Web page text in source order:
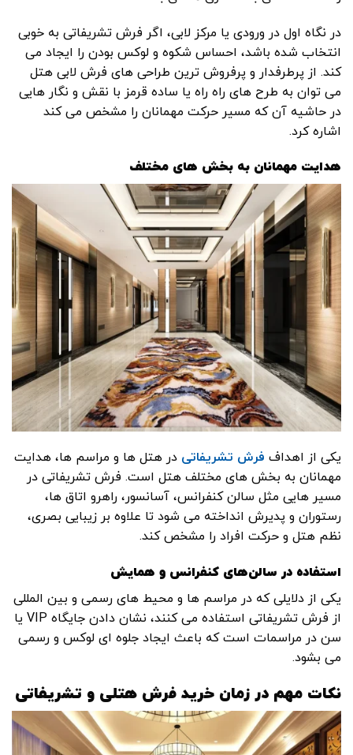
در نگاه اول در ورودی یا مرکز لابی، اگر فرش تشریفاتی به خوبی
انتخاب شده باشد، احساس شکوه و لوکس بودن را ایجاد می
کند. از پرطرفدار و پرفروش ترین طراحی های فرش لابی هتل
می توان به طرح‌ های راه‌ راه یا ساده قرمز با نقش و نگار هایی
در حاشیه آن که مسیر حرکت مهمانان را مشخص می کند
اشاره کرد.
هدایت مهمانان به بخش های مختلف
یکی از اهداف فرش تشریفاتی در هتل ها و مراسم ها، هدایت
مهمانان به بخش های مختلف هتل است. فرش تشریفاتی در
مسیر هایی مثل سالن کنفرانس، آسانسور، راهرو اتاق ها،
رستوران و پدیرش انداخته می شود تا علاوه بر زیبایی بصری،
نظم هتل و حرکت افراد را مشخص کند.
استفاده در سالن‌های کنفرانس و همایش
یکی از دلایلی که در مراسم ها و محیط های رسمی و بین المللی
از فرش تشریفاتی استفاده می کنند، نشان دادن جایگاه VIP یا
سن در مراسمات است که باعث ایجاد جلوه ای لوکس و رسمی
می بشود.
نکات مهم در زمان خرید فرش هتلی و تشریفاتی